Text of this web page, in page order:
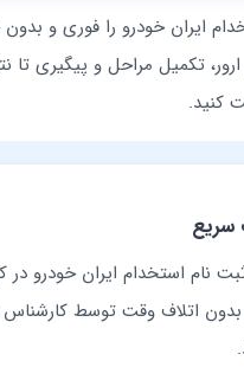
ایران خودرو را فوری و
ارور، تکمیل مراحل و پیگیری تا
کنید.
سریع
نام استخدام ایران خودرو در
اتلاف وقت توسط کارشناس